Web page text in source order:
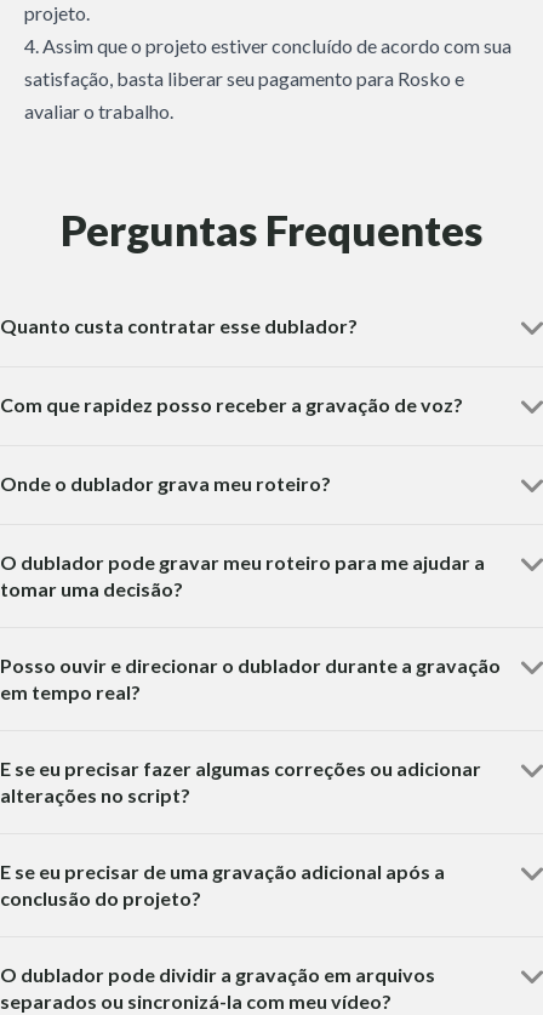
projeto.
4. Assim que o projeto estiver concluído de acordo com sua
satisfação, basta liberar seu pagamento para Rosko e
avaliar o trabalho.
Perguntas Frequentes
Quanto custa contratar esse dublador?
Com que rapidez posso receber a gravação de voz?
Onde o dublador grava meu roteiro?
O dublador pode gravar meu roteiro para me ajudar a
tomar uma decisão?
Posso ouvir e direcionar o dublador durante a gravação
em tempo real?
E se eu precisar fazer algumas correções ou adicionar
alterações no script?
E se eu precisar de uma gravação adicional após a
conclusão do projeto?
O dublador pode dividir a gravação em arquivos
separados ou sincronizá-la com meu vídeo?